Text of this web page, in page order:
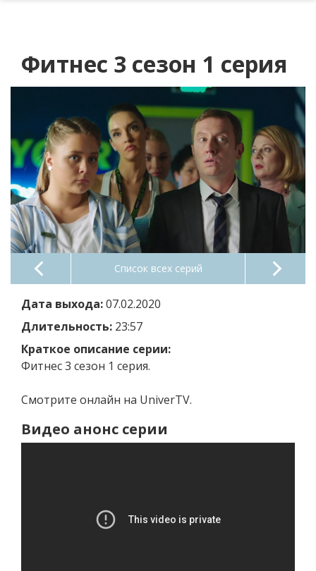
Фитнес 3 сезон 1 серия
Список всех серий
Дата выхода:07.02.2020
Длительность: 23:57
Краткое описание серии:
Фитнес 3 сезон 1 серия.
Смотрите онлайн на UniverTV.
Видео анонс серии